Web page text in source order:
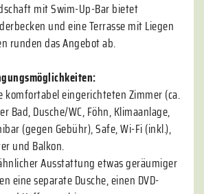
mit Swim-Up-Bar bietet
und eine Terrasse mit Liegen
runden das Angebot ab.
komfortabel eingerichteten Zimmer (ca.
Bad, Dusche/WC, Föhn, Klimaanlage,
(gegen Gebühr), Safe, Wi-Fi (inkl.),
und Balkon.
Ausstattung etwas geräumiger
eine separate Dusche, einen DVD-